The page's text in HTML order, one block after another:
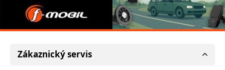
Zákaznický servis